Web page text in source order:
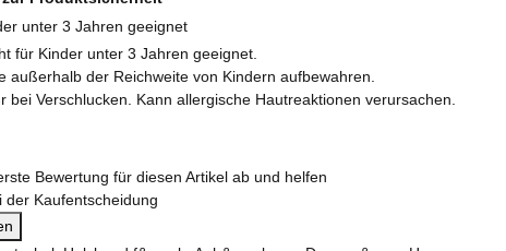
für Kinder unter 3 Jahren geeignet.
außerhalb der Reichweite von Kindern aufbewahren.
bei Verschlucken. Kann allergische Hautreaktionen verursachen.
Bewertung für diesen Artikel ab und helfen
der Kaufentscheidung